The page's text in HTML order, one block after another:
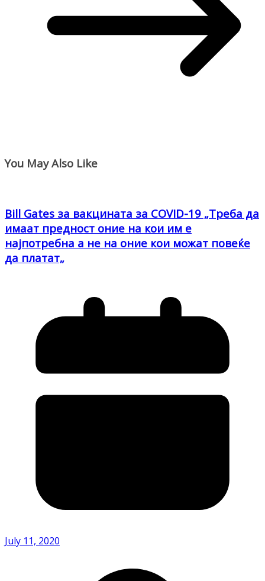
You May Also Like
Bill Gates за вакцината за COVID-19 „Треба да
имаат предност оние на кои им е
најпотребна а не на оние кои можат повеќе
да платат„
July 11, 2020